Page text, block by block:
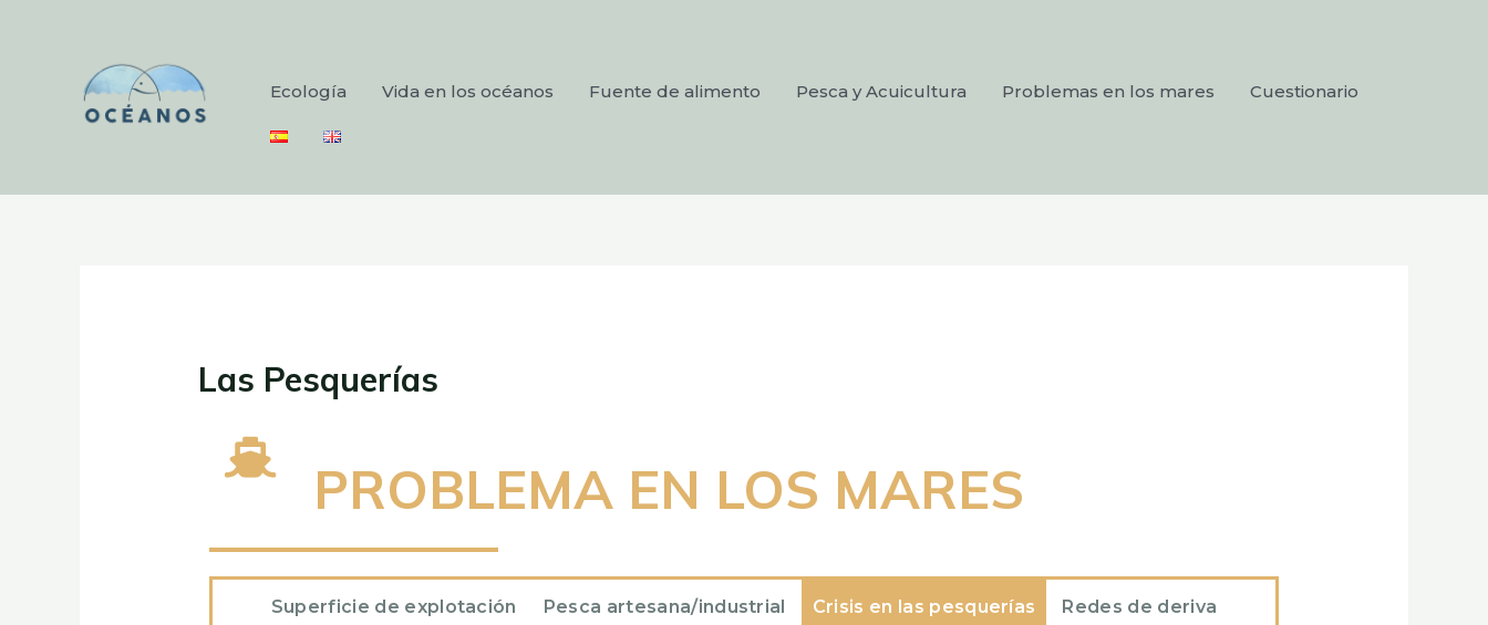
Ecología Vida en los océanos Fuente de alimento Pesca y Acuicultura Problemas en los mares Cuestionario
Las Pesquerías
PROBLEMA EN LOS MARES
Superficie de explotación Pesca artesana/industrial Crisis en las pesquerías Redes de deriva